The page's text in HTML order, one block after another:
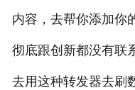
内容，去帮你添加你
彻底跟创新都没有联
去用这种转发器去刷